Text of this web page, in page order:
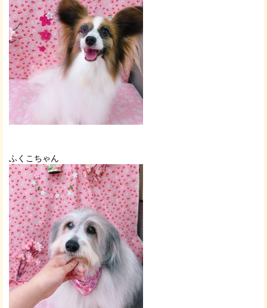
ふくこちゃん